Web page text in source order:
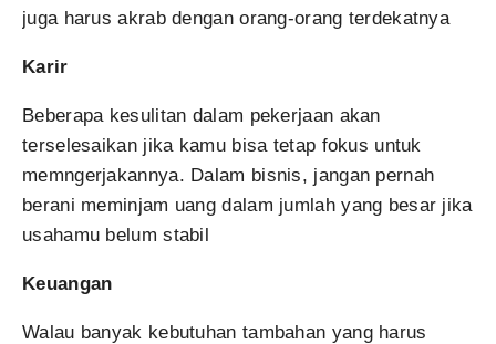
juga harus akrab dengan orang-orang terdekatnya
Karir
Beberapa kesulitan dalam pekerjaan akan
terselesaikan jika kamu bisa tetap fokus untuk
memngerjakannya. Dalam bisnis, jangan pernah
berani meminjam uang dalam jumlah yang besar jika
usahamu belum stabil
Keuangan
Walau banyak kebutuhan tambahan yang harus